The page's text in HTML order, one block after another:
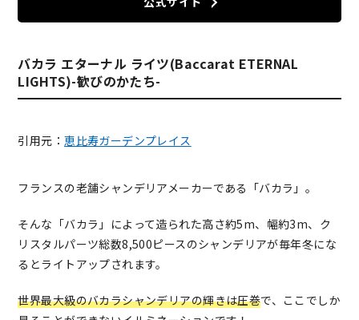
バカラ エターナル ライツ(Baccarat ETERNAL
LIGHTS)-歓びのかたち-
引用元：恵比寿ガーデンプレイス
フランスの老舗シャンデリアメーカーである「バカラ」。
そんな「バカラ」によって造られた高さ約5m、幅約3m、ク
リスタルパーツ総数8,500ピースのシャンデリアが毎年冬にな
るとライトアップされます。
世界最大級のバカラシャンデリアの輝きは圧巻で、ここでしか